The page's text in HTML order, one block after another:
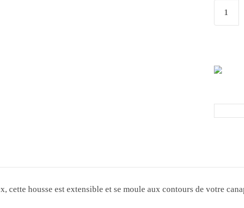
cette housse est extensible et se moule aux contours de votre